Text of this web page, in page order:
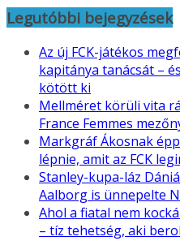
Legutóbbi bejegyzések
Az új FCK-játékos
kapitánya tanácsát –
kötött ki
Mellméret körüli vita
France Femmes
Markgráf Ákosnak
lépnie, amit az FCK
Stanley-kupa-láz
Aalborg is ünnepelte
Ahol a fiatal nem
– tíz tehetség, aki